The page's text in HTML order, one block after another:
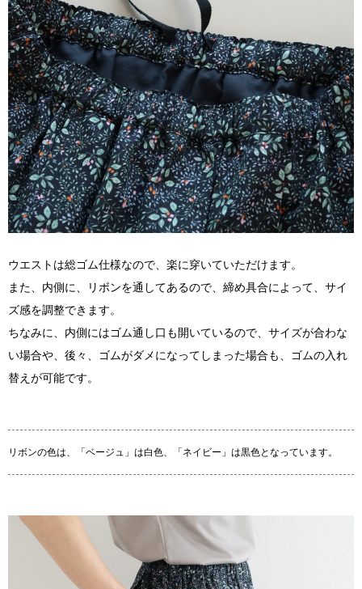
ウエストは総ゴム仕様なので、楽に穿いていただけます。
また、内側に、リボンを通してあるので、締め具合によって、サイ
ズ感を調整できます。
ちなみに、内側にはゴム通し口も開いているので、サイズが合わな
い場合や、後々、ゴムがダメになってしまった場合も、ゴムの入れ
替えが可能です。
リボンの色は、「ベージュ」は白色、「ネイビー」は黒色となっています。